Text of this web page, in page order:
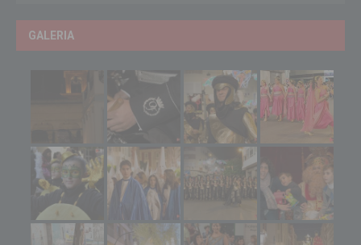
GALERIA